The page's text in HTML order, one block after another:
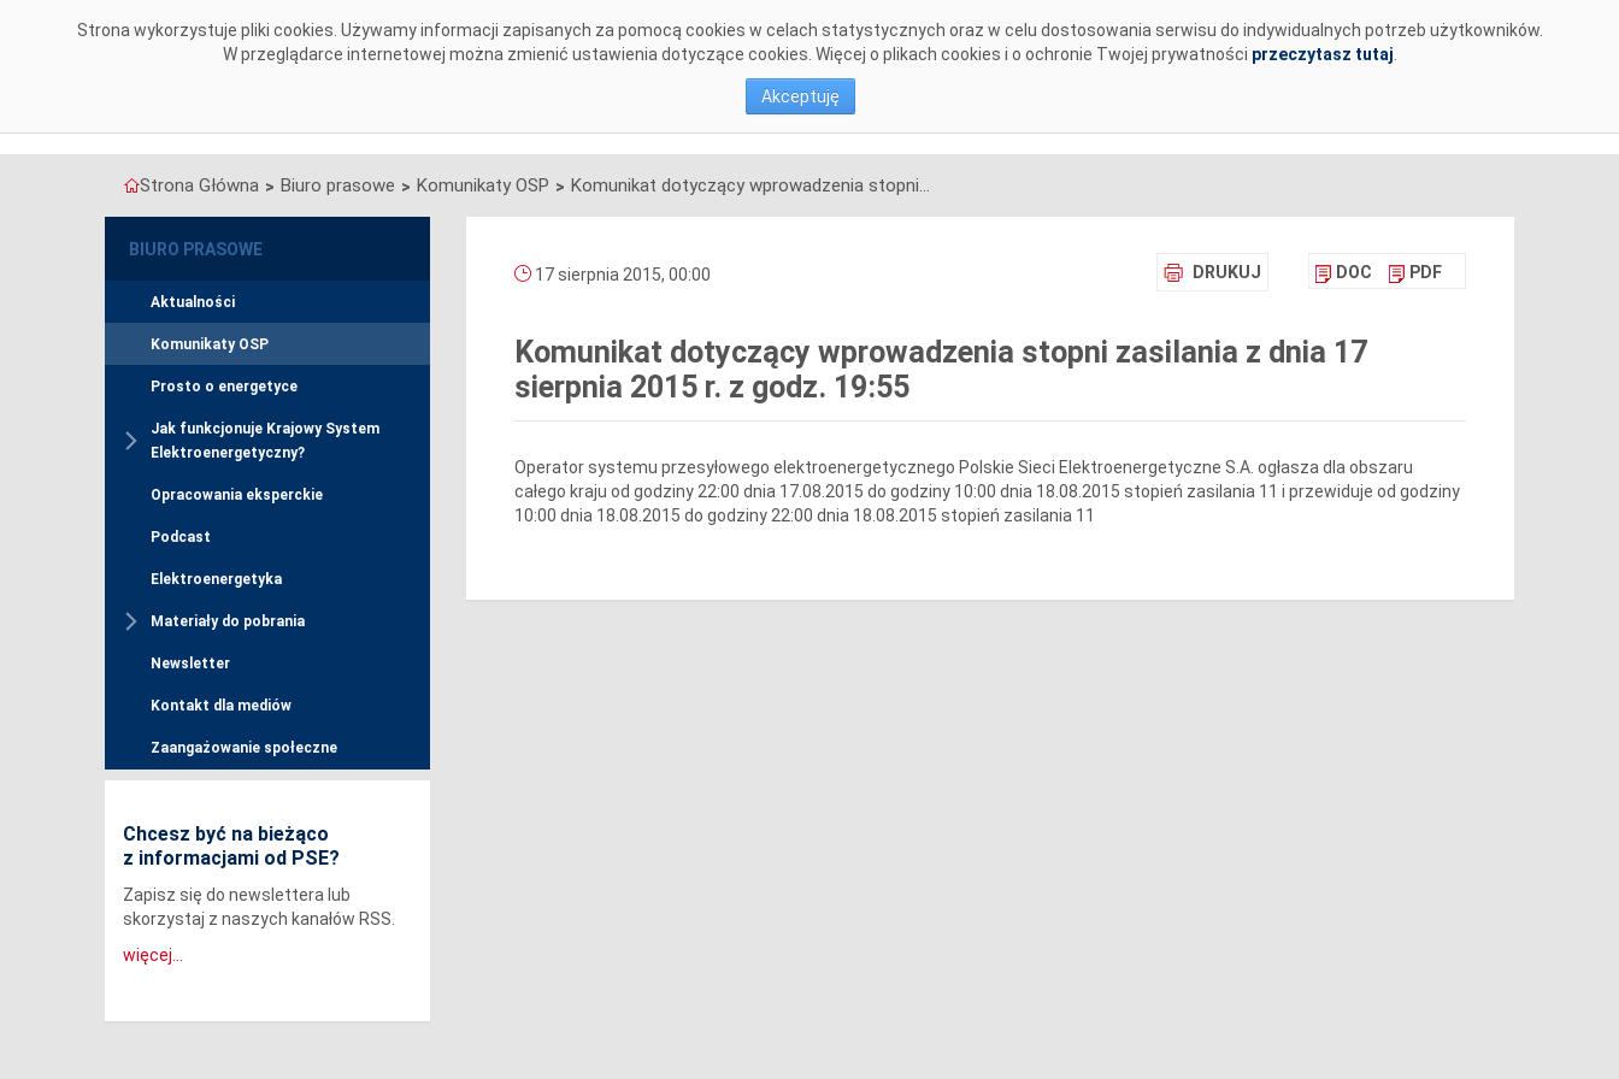
Strona wykorzystuje pliki cookies. Używamy informacji zapisanych za pomocą cookies w celach statystycznych oraz w celu dostosowania serwisu do indywidualnych potrzeb użytkowników.
W przeglądarce internetowej można zmienić ustawienia dotyczące cookies. Więcej o plikach cookies i o ochronie Twojej prywatności przeczytasz tutaj
Akceptuję
O NAS OBSZARY DZIAŁALNOŚCI DANE SYSTEMOWE KONSULTACJE INWESTYCJE DOKUMENTY BIURO PRASOWE KARIERA
Strona Główna > Biuro prasowe > Komunikaty OSP > Komunikat dotyczący wprowadzenia stopni zasilania z dnia 17 sierpnia 2015 r. z godz. 19:55
BIURO PRASOWE
Aktualności
Komunikaty OSP
Prosto o energetyce
Jak funkcjonuje Krajowy System
Elektroenergetyczny?
Opracowania eksperckie
Podcast
Elektroenergetyka
Materiały do pobrania
Newsletter
Kontakt dla mediów
Zaangażowanie społeczne
Chcesz być na bieżąco
z informacjami od PSE?
Zapisz się do newslettera lub
skorzystaj z naszych kanałów RSS.
więcej...
DRUKUJ DOC PDF
17 sierpnia 2015, 00:00
Komunikat dotyczący wprowadzenia stopni zasilania z dnia 17
sierpnia 2015 r. z godz. 19:55
Operator systemu przesyłowego elektroenergetycznego Polskie Sieci Elektroenergetyczne S.A. ogłasza dla obszaru
całego kraju od godziny 22:00 dnia 17.08.2015 do godziny 10:00 dnia 18.08.2015 stopień zasilania 11 i przewiduje od godziny
10:00 dnia 18.08.2015 do godziny 22:00 dnia 18.08.2015 stopień zasilania 11